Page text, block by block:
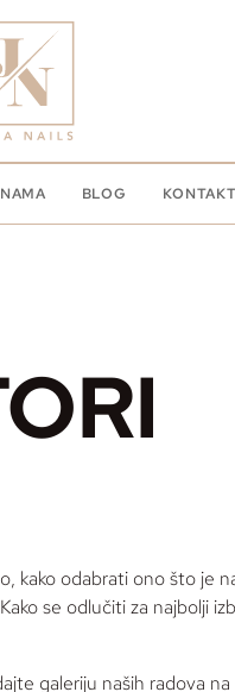
BLOG KONTAKT
kako odabrati ono što je
se odlučiti za najbolji
galeriju naših radova